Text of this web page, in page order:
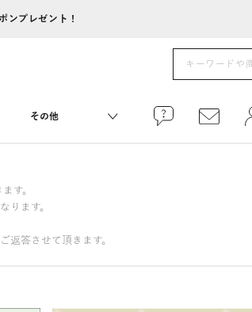
ンプレゼント！
その他
す。
ります。
答させて頂きます。